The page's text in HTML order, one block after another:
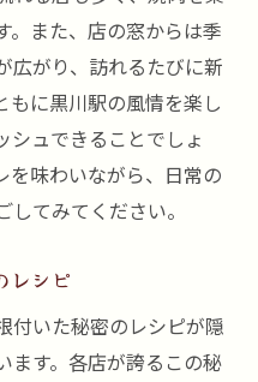
。また、店の窓からは季
広がり、訪れるたびに新
もに黒川駅の風情を楽し
シュできることでしょ
を味わいながら、日常の
てみてください。
レシピ
付いた秘密のレシピが隠
ます。各店が誇るこの秘